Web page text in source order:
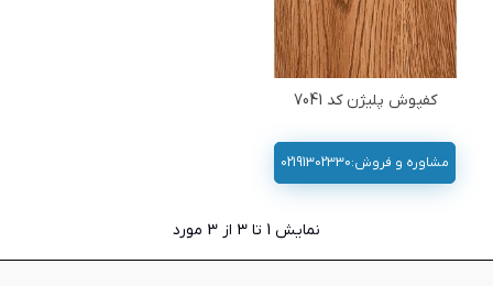
کفپوش پلیژن کد 7041
مشاوره و فروش:02191302330
نمایش 1 تا 3 از 3 مورد